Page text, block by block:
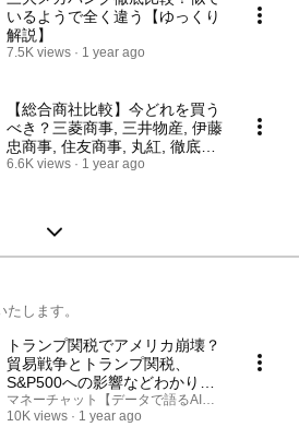
いるようで全く違う【ゆっくり
解説】
7.5K views 1 year ago
【総合商社比較】今どれを買う
べき？三菱商事, 三井物産, 伊藤
忠商事, 住友商事, 丸紅, 徹底比
較！【ゆっくり解説】【就職活
6.6K views 1 year ago
します。
トランプ関税でアメリカ崩壊？
貿易戦争とトランプ関税、
S&P500への影響などわかりや
すく解説【ゆっくり解説】
マネーチャット【データで語るAI投資ラボ】
10K views
1 year ago